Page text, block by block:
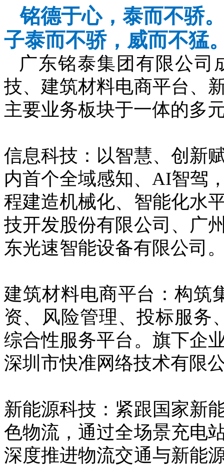
铭德于心，泰而不骄
子泰而不骄，威而不猛
广东铭泰集团有限公司
技、建筑材料电商平台、
主要业务板块于一体的多
信息科技：以智慧、创新
内首个全域感知、AI智驾
程建造机械化、智能化水
技开发股份有限公司、广
东光速智能设备有限公司
建筑材料电商平台：构筑
资、风险管理、投标服务
综合性服务平台。旗下企
深圳市快准网络技术有限
新能源科技：紧跟国家新
色物流，通过全场景充电
深度推进物流交通与新能